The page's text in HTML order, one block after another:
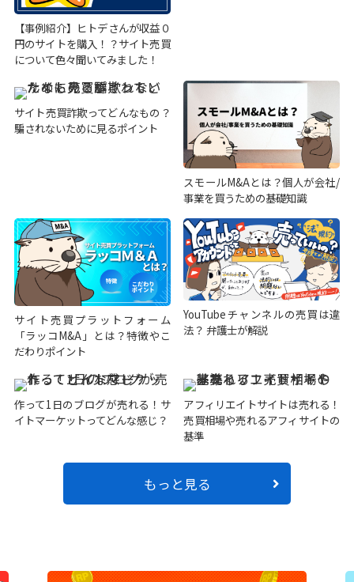
【事例紹介】ヒトデさんが収益０
円のサイトを購入！？サイト売買
について色々聞いてみました！
サイト売買詐欺ってどんなもの？
騙されないために見るポイント
スモールM&Aとは？個人が会社/
事業を買うための基礎知識
サイト売買プラットフォーム
「ラッコM&A」とは？特徴やこ
だわりポイント
YouTubeチャンネルの売買は違
法？ 弁護士が解説
作って1日のブログが売れる！サ
イトマーケットってどんな感じ？
アフィリエイトサイトは売れる！
売買相場や売れるアフィサイトの
基準
もっと見る